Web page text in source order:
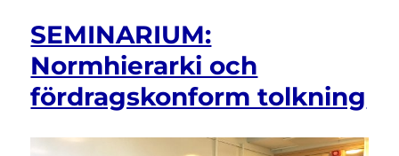
AS
A
SEMINARIUM:
Normhierarki och
fördragskonform tolkning